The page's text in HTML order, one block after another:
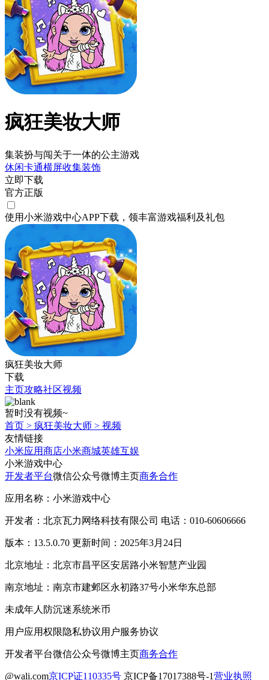
疯狂美妆大师
集装扮与闯关于一体的公主游戏
休闲卡通横屏收集装饰
立即下载
官方正版
使用小米游戏中心APP下载 ，领丰富游戏福利 及礼包
疯狂美妆大师
下载
主页攻略社区视频
暂时没有视频~
首页 > 疯狂美妆大师 > 视频
友情链接
小米应用商店小米商城英雄互娱
小米游戏中心
开发者平台微信公众号微博主页商务合作
应用名称：小米游戏中心
开发者：北京瓦力网络科技有限公司 电话：010-60606666
版本：13.5.0.70 更新时间：2025年3月24日
北京地址：北京市昌平区安居路小米智慧产业园
南京地址：南京市建邺区永初路37号小米华东总部
未成年人防沉迷系统米币
用户应用权限隐私协议用户服务协议
开发者平台微信公众号微博主页商务合作
@wali.com京ICP证110335号 京ICP备17017388号-1营业执照